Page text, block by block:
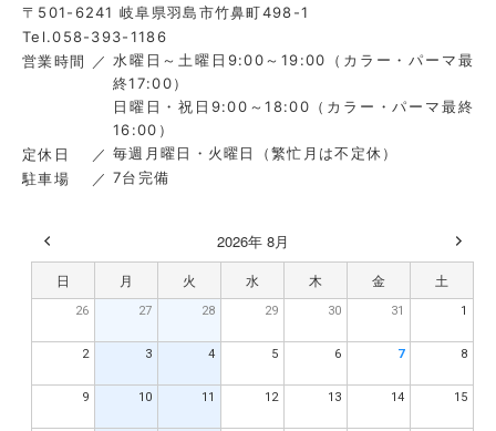
〒501-6241 岐阜県羽島市竹鼻町498-1
Tel.058-393-1186
営業時間
水曜日～土曜日9:00～19:00（カラー・パーマ最
終17:00）
日曜日・祝日9:00～18:00（カラー・パーマ最終
16:00）
定休日
毎週月曜日・火曜日（繁忙月は不定休）
駐車場
7台完備
2026年 8月
日 月 火 水 木 金 土
26 27 28 29 30 31 1
2 3 4 5 6 7 8
9 10 11 12 13 14 15